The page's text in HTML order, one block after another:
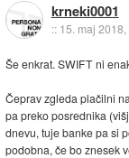
krneki0001
:: 15. maj 2018,
Še enkrat. SWIFT ni
Čeprav zgleda plačilni
pa preko posrednika
dnevu, tuje banke pa si
podobna, če bo znesek